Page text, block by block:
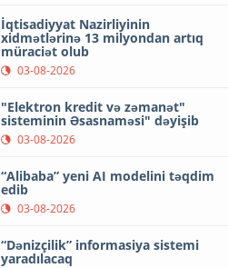
İqtisadiyyat Nazirliyinin
xidmətlərinə 13 milyondan artıq
müraciət olub
03-08-2026
"Elektron kredit və zəmanət"
sisteminin Əsasnaməsi" dəyişib
03-08-2026
“Alibaba” yeni AI modelini təqdim
edib
03-08-2026
“Dənizçilik” informasiya sistemi
yaradılacaq